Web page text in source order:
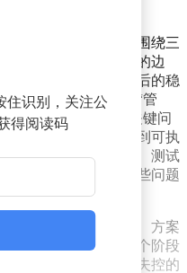
看是任务分配，实则围绕三
量。范围决定了项目的边
质量则直接影响上线后的稳
为缺乏流程，而是将“管
需要持续回答几个关键问
开发内容是否明确到可执
是否同步影响了排期、测试
追溯到具体环节？这些问题
效性。
六个阶段：需求确认、方案
验收和发布复盘。每个阶段
需求确认阶段，项目失控的
住识别，关注公
得阅读码